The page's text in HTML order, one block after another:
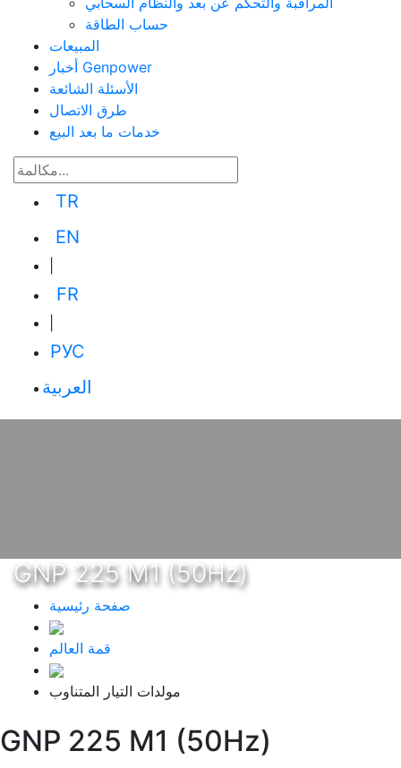
حساب الطاقة
المبيعات
أخبار Genpower
الأسئلة الشائعة
طرق الاتصال
خدمات ما بعد البيع
TR
EN
FR
РУС
العربية
GNP 225 M1 (50Hz)
صفحة رئيسية
قمة العالم
مولدات التيار المتناوب
GNP 225 M1 (50Hz)